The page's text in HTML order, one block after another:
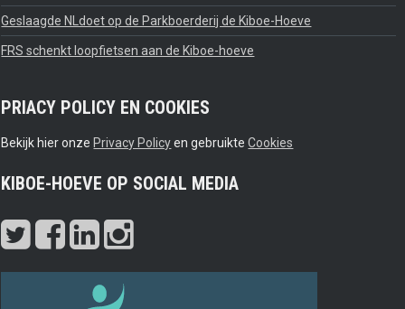
Geslaagde NLdoet op de Parkboerderij de Kiboe-Hoeve
FRS schenkt loopfietsen aan de Kiboe-hoeve
PRIACY POLICY EN COOKIES
Bekijk hier onze Privacy Policyen gebruikteCookies
KIBOE-HOEVE OP SOCIAL MEDIA